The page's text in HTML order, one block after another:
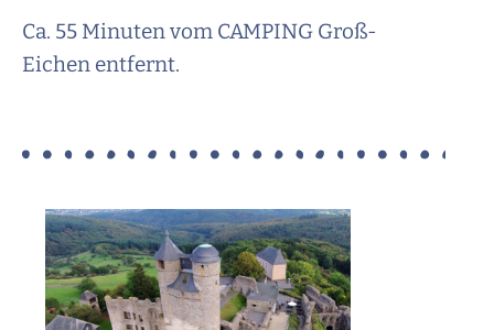
Ca. 55 Minuten vom CAMPING Groß-
Eichen entfernt.